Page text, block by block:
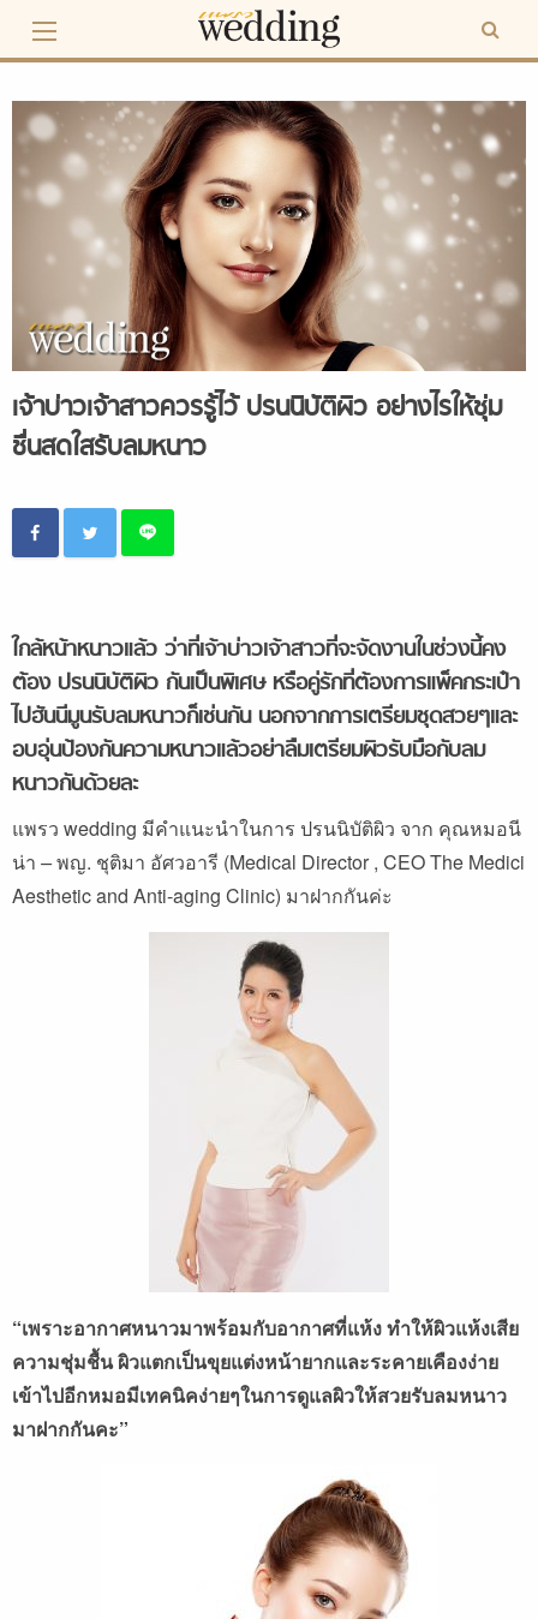
content
เจ้าบ่าวเจ้าสาวควรรู้ไว้ ปรนนิบัติผิว อย่างไรให้ชุ่ม
ชื่นสดใสรับลมหนาว
ใกล้หน้าหนาวแล้ว ว่าที่เจ้าบ่าวเจ้าสาวที่จะจัดงานในช่วงนี้คง
ต้อง ปรนนิบัติผิว กันเป็นพิเศษ หรือคู่รักที่ต้องการแพ็คกระเป๋า
ไปฮันนีมูนรับลมหนาวก็เช่นกัน นอกจากการเตรียมชุดสวยๆและ
อบอุ่นป้องกันความหนาวแล้วอย่าลืมเตรียมผิวรับมือกับลม
หนาวกันด้วยละ
แพรว wedding มีคำแนะนำในการ ปรนนิบัติผิว จาก คุณหมอนี
น่า –พญ. ชุติมา อัศวอารี (Medical Director , CEO The Medici
Aesthetic and Anti-aging Clinic) มาฝากกันค่ะ
“เพราะอากาศหนาวมาพร้อมกับอากาศที่แห้ง ทำให้ผิวแห้งเสีย
ความชุ่มชื้น ผิวแตกเป็นขุยแต่งหน้ายากและระคายเคืองง่าย
เข้าไปอีกหมอมีเทคนิคง่ายๆในการดูแลผิวให้สวยรับลมหนาว
มาฝากกันคะ”